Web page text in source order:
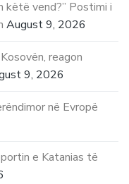
këtë vend?” Postimi i
August 9, 2026
reagon
9, 2026
në Evropë
e Katanias të